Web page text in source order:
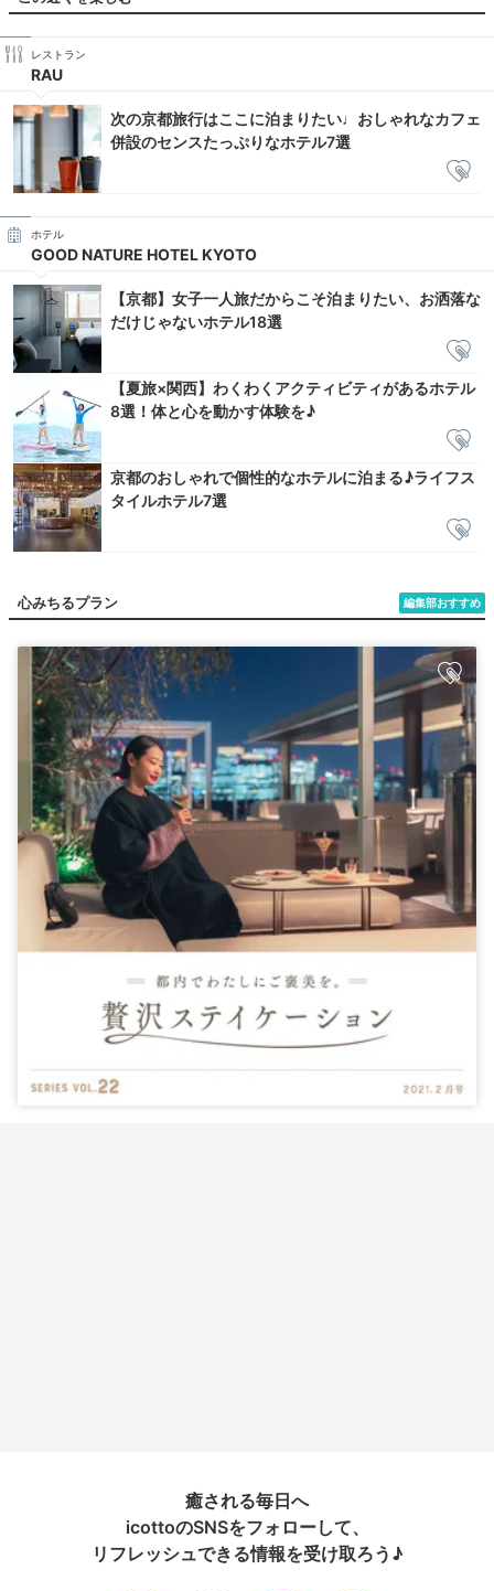
レストラン
RAU
次の京都旅行はここに泊まりたい♩おしゃれなカフェ
併設のセンスたっぷりなホテル7選
ホテル
GOOD NATURE HOTEL KYOTO
【京都】女子一人旅だからこそ泊まりたい、お洒落な
だけじゃないホテル18選
【夏旅×関西】わくわくアクティビティがあるホテル
8選！体と心を動かす体験を♪
京都のおしゃれで個性的なホテルに泊まる♪ライフス
タイルホテル7選
編集部おすすめ
心みちるプラン
癒される毎日へ
icottoのSNSをフォローして、
リフレッシュできる情報を受け取ろう♪